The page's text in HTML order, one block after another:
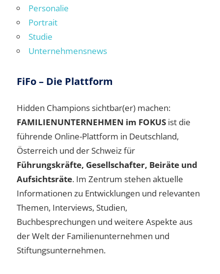
Personalie
Portrait
Studie
Unternehmensnews
FiFo – Die Plattform
Hidden Champions sichtbar(er) machen:
FAMILIENUNTERNEHMEN im FOKUS ist die
führende Online-Plattform in Deutschland,
Österreich und der Schweiz für
Führungskräfte, Gesellschafter, Beiräte und
Aufsichtsräte. Im Zentrum stehen aktuelle
Informationen zu Entwicklungen und relevanten
Themen, Interviews, Studien,
Buchbesprechungen und weitere Aspekte aus
der Welt der Familienunternehmen und
Stiftungsunternehmen.